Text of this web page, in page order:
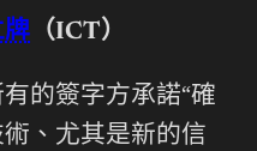
牌 （ICT）
的簽字方承諾“確
、尤其是新的信